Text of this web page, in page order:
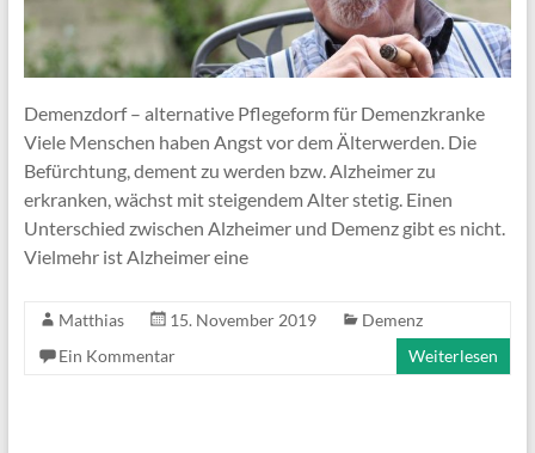
Demenzdorf – alternative Pflegeform für Demenzkranke
Viele Menschen haben Angst vor dem Älterwerden. Die
Befürchtung, dement zu werden bzw. Alzheimer zu
erkranken, wächst mit steigendem Alter stetig. Einen
Unterschied zwischen Alzheimer und Demenz gibt es nicht.
Vielmehr ist Alzheimer eine
Matthias 15. November 2019
Demenz
Ein Kommentar
Weiterlesen